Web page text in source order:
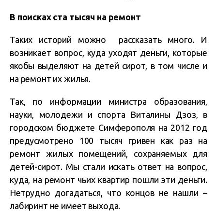
В поисках ста тысяч на ремонт
Таких историй можно рассказать много. И
возникает вопрос, куда уходят деньги, которые
якобы выделяют на детей сирот, в том числе и
на ремонт их жилья.
Так, по информации министра образования,
науки, молодежи и спорта Виталины Дзоз, в
городском бюджете Симферополя на 2012 год
предусмотрено 100 тысяч гривен как раз на
ремонт жилых помещений, сохраняемых для
детей-сирот. Мы стали искать ответ на вопрос,
куда, на ремонт чьих квартир пошли эти деньги.
Нетрудно догадаться, что концов не нашли –
лабиринт не имеет выхода.